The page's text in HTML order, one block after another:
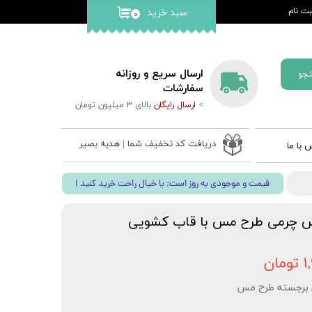
ارسال سریع و روزانه
سفارشات
> ارسال رایگانبالای 3 میلیون تومان
نام
واژه
۰ سبد خرید
نفیس
قلم بصیر
با ما دریافت کد تخفیف شما | هدیه بصیر
! قیمت و موجودی به روز است; با خیال راحت خرید کنید
چرمی طرح مس با قاب کشویی
برجسته طرح مس